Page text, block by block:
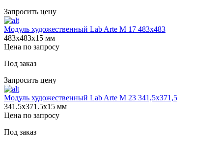
Запросить цену
Модуль художественный Lab Arte М 17 483х483
483х483х15 мм
Цена по запросу
Под заказ
Запросить цену
Модуль художественный Lab Arte М 23 341,5х371,5
341.5х371.5х15 мм
Цена по запросу
Под заказ